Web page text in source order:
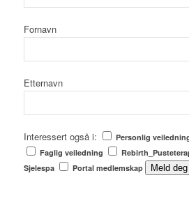
Fornavn
Etternavn
Interessert også i: Personlig
Faglig veiledning
Sjelespa
Portal medlemskap Meld